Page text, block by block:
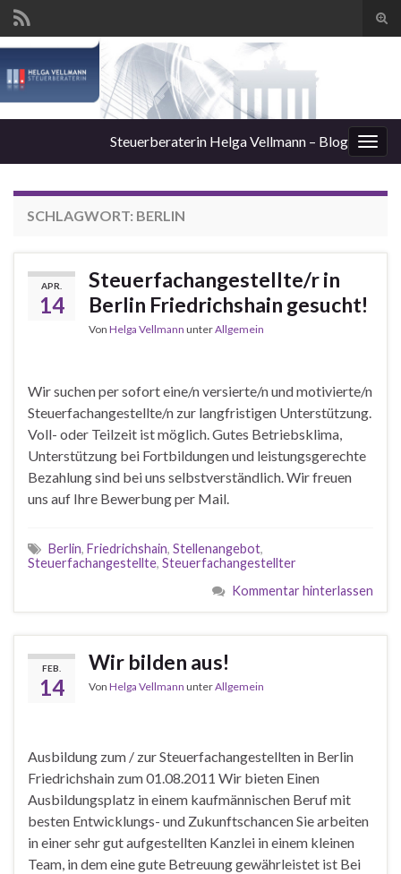
Steuerberaterin Helga Vellmann – Blog
SCHLAGWORT: BERLIN
APR.
14
Steuerfachangestellte/r in
Berlin Friedrichshain gesucht!
Von Helga Vellmann unterAllgemein
Wir suchen per sofort eine/n versierte/n und motivierte/n
Steuerfachangestellte/n zur langfristigen Unterstützung.
Voll- oder Teilzeit ist möglich. Gutes Betriebsklima,
Unterstützung bei Fortbildungen und leistungsgerechte
Bezahlung sind bei uns selbstverständlich. Wir freuen
uns auf Ihre Bewerbung per Mail.
Berlin, Friedrichshain, Stellenangebot,
Steuerfachangestellte, Steuerfachangestellter
Kommentar hinterlassen
FEB.
14
Wir bilden aus!
Von Helga Vellmann unterAllgemein
Ausbildung zum / zur Steuerfachangestellten in Berlin
Friedrichshain zum 01.08.2011 Wir bieten Einen
Ausbildungsplatz in einem kaufmännischen Beruf mit
besten Entwicklungs- und Zukunftschancen Sie arbeiten
in einer sehr gut aufgestellten Kanzlei in einem kleinen
Team, in dem eine gute Betreuung gewährleistet ist Bei